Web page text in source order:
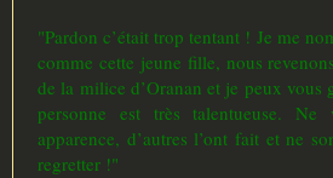
"Pardon c’était trop tentant ! Je me
comme cette jeune fille, nous
de la milice d’Oranan et je peux vous
personne est très talentueuse.
apparence, d’autres l’ont fait et ne
regretter !"